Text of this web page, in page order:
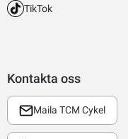
Kontakta oss
Maila TCM Cykel
TikTok